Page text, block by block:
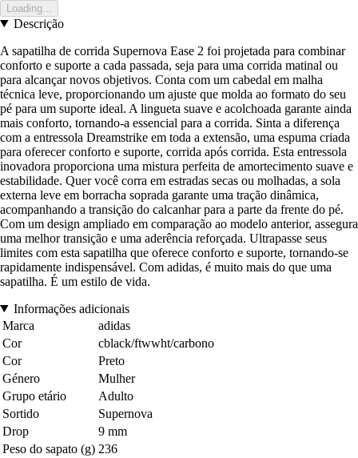
Loading...
Descrição
A sapatilha de corrida Supernova Ease 2 foi projetada para combinar
conforto e suporte a cada passada, seja para uma corrida matinal ou
para alcançar novos objetivos. Conta com um cabedal em malha
técnica leve, proporcionando um ajuste que molda ao formato do seu
pé para um suporte ideal. A lingueta suave e acolchoada garante ainda
mais conforto, tornando-a essencial para a corrida. Sinta a diferença
com a entressola Dreamstrike em toda a extensão, uma espuma criada
para oferecer conforto e suporte, corrida após corrida. Esta entressola
inovadora proporciona uma mistura perfeita de amortecimento suave e
estabilidade. Quer você corra em estradas secas ou molhadas, a sola
externa leve em borracha soprada garante uma tração dinâmica,
acompanhando a transição do calcanhar para a parte da frente do pé.
Com um design ampliado em comparação ao modelo anterior, assegura
uma melhor transição e uma aderência reforçada. Ultrapasse seus
limites com esta sapatilha que oferece conforto e suporte, tornando-se
rapidamente indispensável. Com adidas, é muito mais do que uma
sapatilha. É um estilo de vida.
Informações adicionais
Marca
adidas
Cor
cblack/ftwwht/carbono
Cor
Preto
Género
Mulher
Grupo etário
Adulto
Sortido
Supernova
Drop
9 mm
Peso do sapato (g) 236